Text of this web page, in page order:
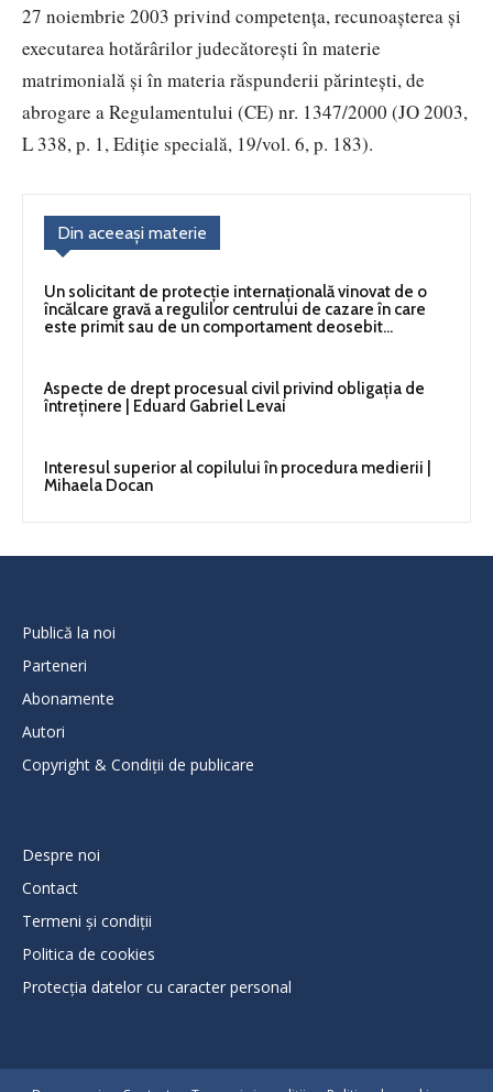
27 noiembrie 2003 privind competența, recunoașterea și
executarea hotărârilor judecătorești în materie
matrimonială și în materia răspunderii părintești, de
abrogare a Regulamentului (CE) nr. 1347/2000 (JO 2003,
L 338, p. 1, Ediție specială, 19/vol. 6, p. 183).
Din aceeași materie
Un solicitant de protecție internațională vinovat de o
încălcare gravă a regulilor centrului de cazare în care
este primit sau de un comportament deosebit...
Aspecte de drept procesual civil privind obligația de
întreținere | Eduard Gabriel Levai
Interesul superior al copilului în procedura medierii |
Mihaela Docan
Publică la noi
Parteneri
Abonamente
Autori
Copyright & Condiții de publicare
Despre noi
Contact
Termeni și condiții
Politica de cookies
Protecţia datelor cu caracter personal